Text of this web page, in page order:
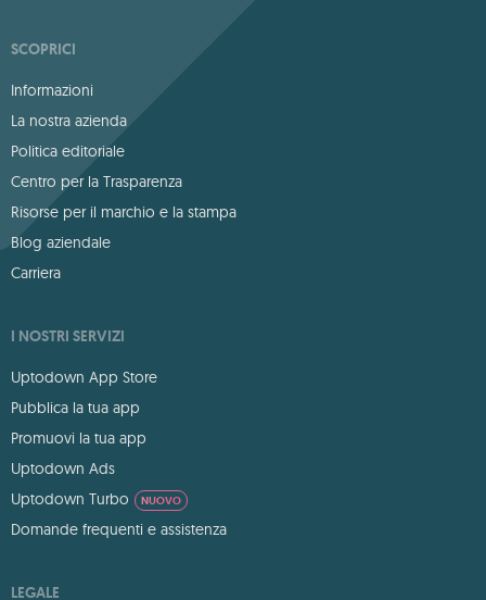
SCOPRICI
Informazioni
La nostra azienda
Politica editoriale
Centro per la Trasparenza
Risorse per il marchio e la stampa
Blog aziendale
Carriera
I NOSTRI SERVIZI
Uptodown App Store
Pubblica la tua app
Promuovi la tua app
Uptodown Ads
Uptodown Turbo
NUOVO
Domande frequenti e assistenza
LEGALE